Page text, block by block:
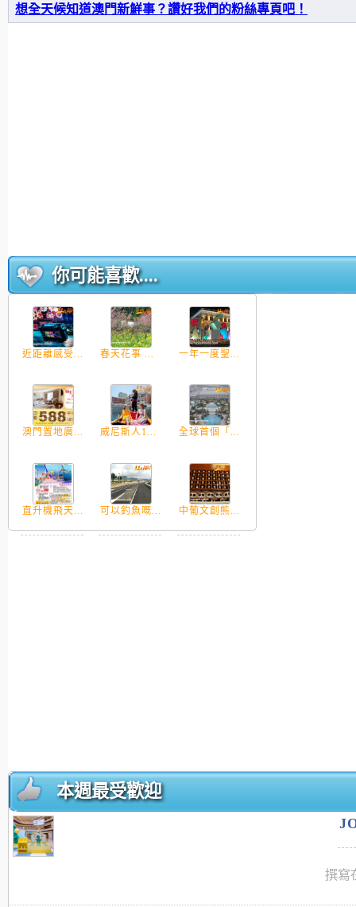
想全天候知道澳門新鮮事？讚好我們的粉絲專頁吧！
你可能喜歡....
近距離感受... 春天花事 ... 一年一度聖...
澳門置地廣... 威尼斯人1... 全球首個「...
直升機飛天... 可以釣魚嘅... 中葡文創熊...
本週最受歡迎
撰寫